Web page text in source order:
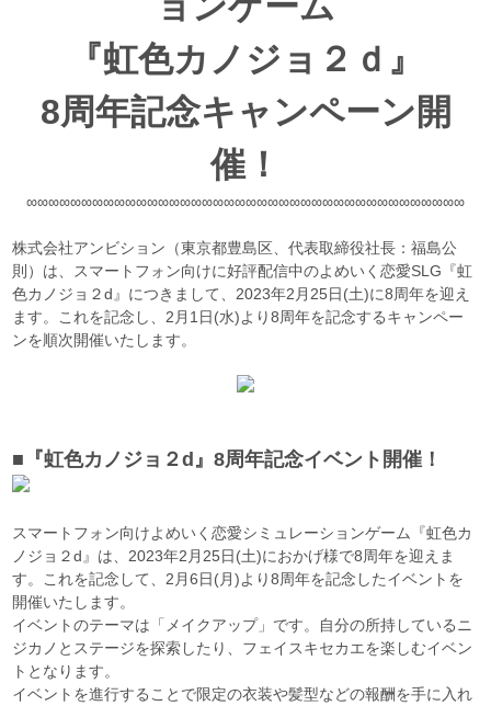
『虹色カノジョ２ｄ』
8周年記念キャンペーン開
催！
∞∞∞∞∞∞∞∞∞∞∞∞∞∞∞∞∞∞∞∞∞∞∞∞∞∞∞∞∞∞∞∞∞∞∞∞∞∞∞∞
株式会社アンビション（東京都豊島区、代表取締役社長：福島公
則）は、スマートフォン向けに好評配信中のよめいく恋愛SLG『虹
色カノジョ２d』につきまして、2023年2月25日(土)に8周年を迎え
ます。これを記念し、2月1日(水)より8周年を記念するキャンペー
ンを順次開催いたします。
■『虹色カノジョ２d』8周年記念イベント開催！
スマートフォン向けよめいく恋愛シミュレーションゲーム『虹色カ
ノジョ２d』は、2023年2月25日(土)におかげ様で8周年を迎えま
す。これを記念して、2月6日(月)より8周年を記念したイベントを
開催いたします。
イベントのテーマは「メイクアップ」です。自分の所持しているニ
ジカノとステージを探索したり、フェイスキセカエを楽しむイベン
トとなります。
イベントを進行することで限定の衣装や髪型などの報酬を手に入れ